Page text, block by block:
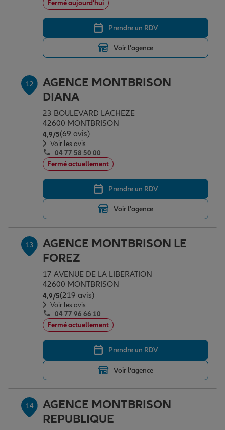
Fermé aujourd'hui
Prendre un RDV
Voir l'agence
12
AGENCE MONTBRISON
DIANA
23 BOULEVARD LACHEZE
42600 MONTBRISON
4,9/5Note de 4.9 sur 5
(69 avis)
Voir les avis
04 77 58 50 00
Fermé actuellement
Prendre un RDV
Voir l'agence
13
AGENCE MONTBRISON LE
FOREZ
17 AVENUE DE LA LIBERATION
42600 MONTBRISON
4,9/5Note de 4.9 sur 5
(219 avis)
Voir les avis
04 77 96 66 10
Fermé actuellement
Prendre un RDV
Voir l'agence
14
AGENCE MONTBRISON
REPUBLIQUE